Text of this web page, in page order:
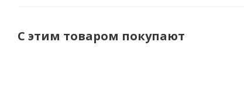
С этим товаром покупают